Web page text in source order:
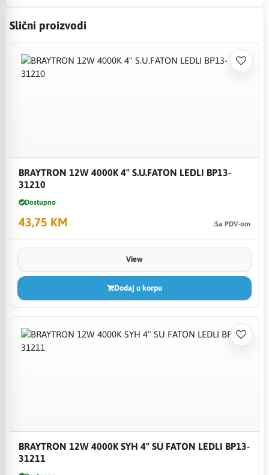
Slični proizvodi
BRAYTRON 12W 4000K 4" S.U.FATON LEDLI BP13-
31210
Dostupno
43,75 KM Sa PDV-om
View
Dodaj u korpu
BRAYTRON 12W 4000K SYH 4" SU FATON LEDLI BP13-
31211